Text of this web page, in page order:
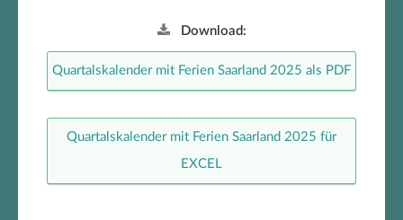
Download:
Quartalskalender mit Ferien Saarland 2025 als PDF
Quartalskalender mit Ferien Saarland 2025 für
EXCEL